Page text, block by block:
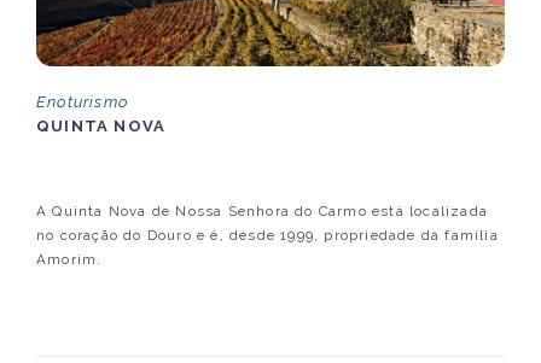
Enoturismo
QUINTA NOVA
A Quinta Nova de Nossa Senhora do Carmo está localizada
no coração do Douro e é, desde 1999, propriedade da família
Amorim.